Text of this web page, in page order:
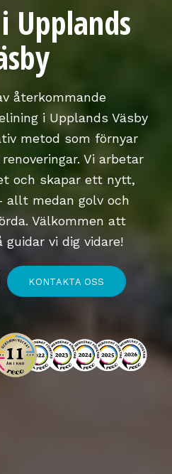
Upplands
återkommande
i Upplands Väsby
metod som förnyar
Vi arbetar
och skapar ett nytt,
allt medan golv och
Välkommen att
vi dig vidare!
KONTAKTA OSS